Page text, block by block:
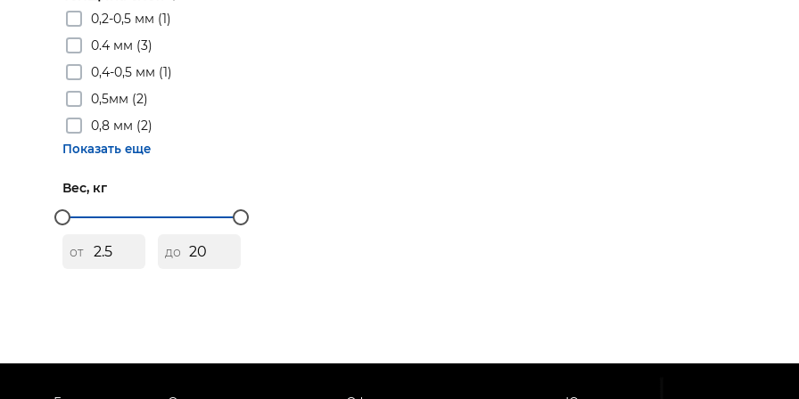
0,2-0,5 мм (1)
0.4 мм (3)
0,4-0,5 мм (1)
0,5мм (2)
0,8 мм (2)
Показать еще
Вес, кг
от до